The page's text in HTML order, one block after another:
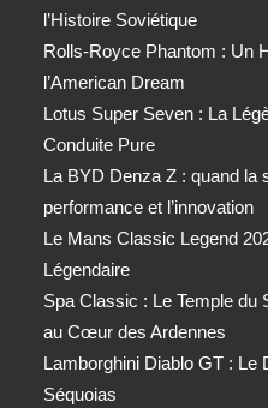
l’Histoire Soviétique
Rolls-Royce Phantom : Un
l’American Dream
Lotus Super Seven : La
Conduite Pure
La BYD Denza Z : quand la
performance et l’innovation
Le Mans Classic Legend
Légendaire
Spa Classic : Le Temple du
au Cœur des Ardennes
Lamborghini Diablo GT :
Séquoias